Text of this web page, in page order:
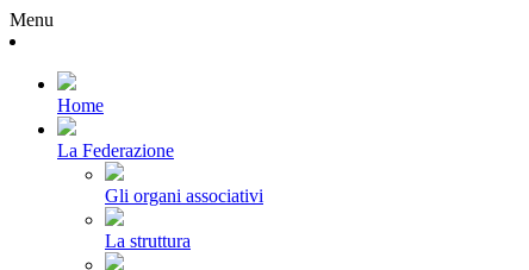
Menu
Home
La Federazione
Gli organi associativi
La struttura